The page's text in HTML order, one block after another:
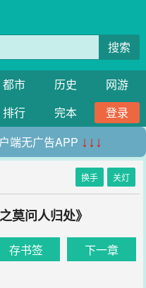
搜索
都市 历史
网游
排行 完本
登录
端无广告APP ↓↓↓
换手 关灯
莫问人归处》
存书签 下一章